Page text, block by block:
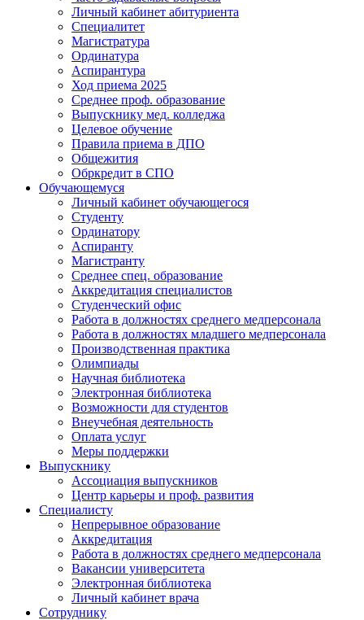
Личный кабинет абитуриента
Специалитет
Магистратура
Ординатура
Аспирантура
Ход приема 2025
Среднее проф. образование
Выпускнику мед. колледжа
Целевое обучение
Правила приема в ДПО
Общежития
Обркредит в СПО
Обучающемуся
Личный кабинет обучающегося
Студенту
Ординатору
Аспиранту
Магистранту
Среднее спец. образование
Аккредитация специалистов
Студенческий офис
Работа в должностях среднего медперсонала
Работа в должностях младшего медперсонала
Производственная практика
Олимпиады
Научная библиотека
Электронная библиотека
Возможности для студентов
Внеучебная деятельность
Оплата услуг
Меры поддержки
Выпускнику
Ассоциация выпускников
Центр карьеры и проф. развития
Специалисту
Непрерывное образование
Аккредитация
Работа в должностях среднего медперсонала
Вакансии университета
Электронная библиотека
Личный кабинет врача
Сотруднику